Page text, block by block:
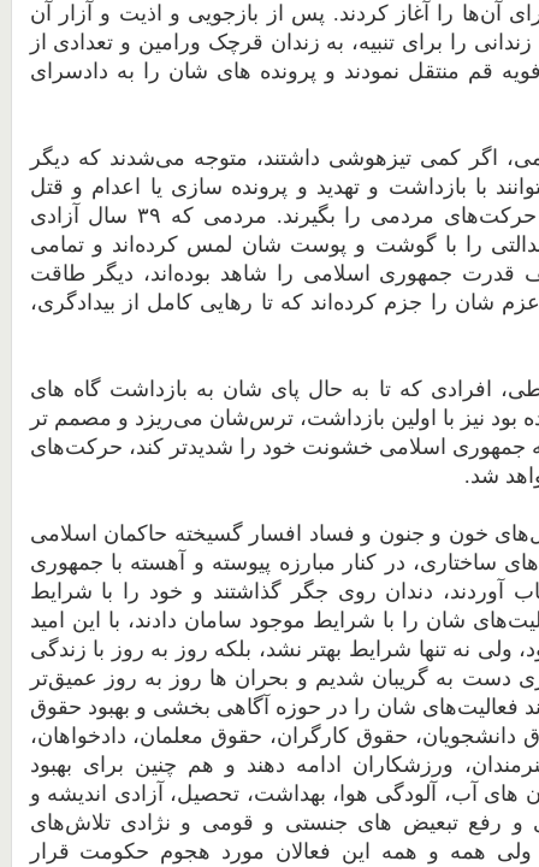
آن‌ها را آغاز کردند. پس از بازجویی و اذیت و آزار آن
برای تنبیه، به زندان قرچک ورامین و تعدادی از
قم منتقل نمودند و پرونده های شان را به دادسرای
اگر کمی تیزهوشی داشتند، متوجه میشدند که دیگر
با بازداشت و تهدید و پرونده سازی یا اعدام و قتل
حرکتهای مردمی را بگیرند. مردمی که ۳۹ سال
آزادی
را با گوشت و پوست شان لمس کرده اند و تمامی
قدرت جمهوری اسلامی را شاهد بوده اند، دیگر
طاقت
شان را جزم کرده اند که تا رهایی کامل از بیدادگری،
افرادی که تا به حال پای شان به بازداشت گاه های
بود نیز با اولین بازداشت، ترسشان میریزد و مصمم تر
جمهوری اسلامی خشونت خود را شدیدتر کند، حرکتهای
شد.
های خون و جنون و فساد افسار گسیخته حاکمان اسلامی
های ساختاری، در کنار مبارزه پیوسته و آهسته با جمهوری
آوردند، دندان روی جگر گذاشتند و خود را با شرایط
های شان را با شرایط موجود سامان دادند، با این
امید
ولی نه تنها شرایط بهتر نشد، بلکه روز به روز با زندگی
دست به گریبان شدیم و بحران ها روز به روز عمیق‌تر
فعالیتهای شان را در حوزه آگاهی بخشی و بهبود حقوق
دانشجویان، حقوق کارگران، حقوق معلمان، دادخواهان،
ورزشکاران ادامه دهند و هم چنین برای بهبود
آب، آلودگی هوا، بهداشت، تحصیل، آزادی اندیشه و
و رفع تبعیض های جنستی و قومی و نژادی تلاش‌های
همه و همه این فعالان مورد هجوم حکومت قرار